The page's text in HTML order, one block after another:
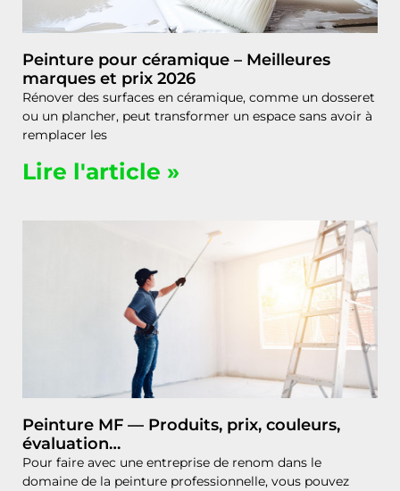
Peinture pour céramique – Meilleures
marques et prix 2026
Rénover des surfaces en céramique, comme un dosseret
ou un plancher, peut transformer un espace sans avoir à
remplacer les
Lire l'article »
Peinture MF — Produits, prix, couleurs,
évaluation…
Pour faire avec une entreprise de renom dans le
domaine de la peinture professionnelle, vous pouvez